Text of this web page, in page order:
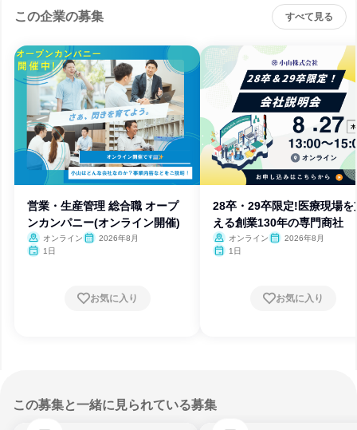
この企業の募集 すべて見る
営業・生産管理 総合職 オープ
ンカンパニー(オンライン開催)
オンライン
2026年8月
1日
お気に入り
28卒・29卒限定!医療現場を
える創業130年の専門商社
オンライン
2026年8月
1日
お気に入り
この募集と一緒に見られている募集